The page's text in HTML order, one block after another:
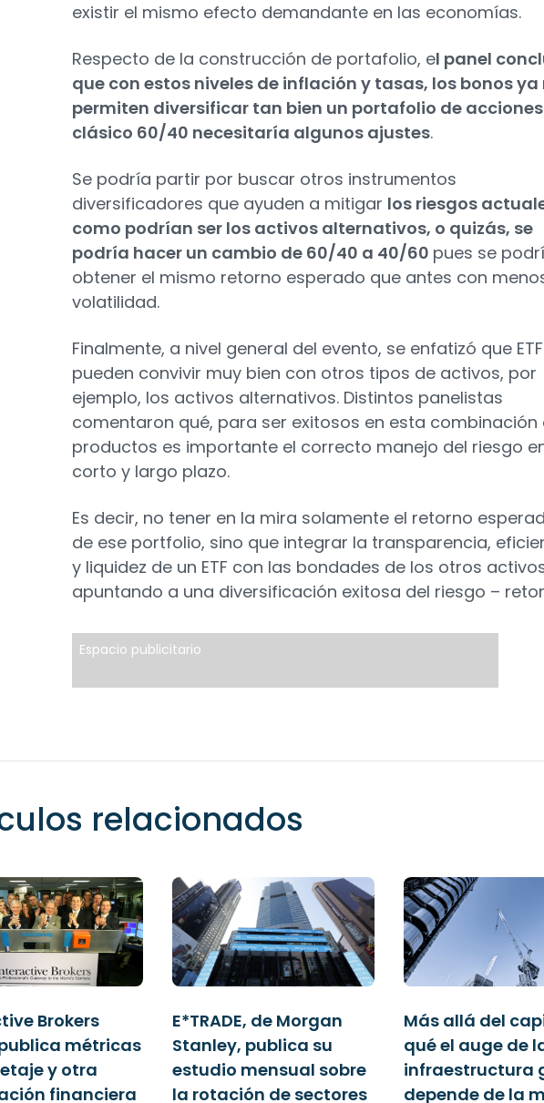
existir el mismo efecto demandante en las economías.
Respecto de la construcción de portafolio, el panel
que con estos niveles de inflación y tasas, los bonos ya
permiten diversificar tan bien un portafolio de acciones
clásico 60/40 necesitaría algunos ajustes.
Se podría partir por buscar otros instrumentos
diversificadores que ayuden a mitigar los riesgos
como podrían ser los activos alternativos, o quizás, se
podría hacer un cambio de 60/40 a 40/60 pues se
obtener el mismo retorno esperado que antes con
volatilidad.
Finalmente, a nivel general del evento, se enfatizó que
pueden convivir muy bien con otros tipos de activos, por
ejemplo, los activos alternativos. Distintos panelistas
comentaron qué, para ser exitosos en esta combinación
productos es importante el correcto manejo del riesgo
corto y largo plazo.
Es decir, no tener en la mira solamente el retorno
de ese portfolio, sino que integrar la transparencia,
y liquidez de un ETF con las bondades de los otros
apuntando a una diversificación exitosa del riesgo –
Espacio publicitario
relacionados
Brokers
métricas
y otra
financiera
E*TRADE, de Morgan
Stanley, publica su
estudio mensual sobre
la rotación de sectores
Más allá del
qué el auge de
infraestructura
depende de la